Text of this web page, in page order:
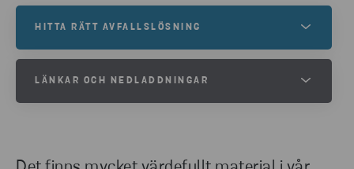
HITTA RÄTT AVFALLSLÖSNING
KONTAKTA OSS
LÄNKAR OCH NEDLADDNINGAR